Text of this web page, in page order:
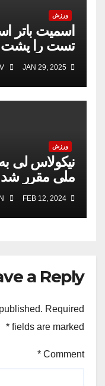
ورزش
تست را
ورزش
نیکولاس لی
ملی مقرر شد
a Reply
Required
fields are marked
*
Comment
*